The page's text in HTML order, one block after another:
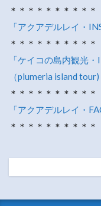
＊＊＊＊＊＊＊＊＊＊
「アクアデルレイ・
＊＊＊＊＊＊＊＊＊＊
「ケイコの島内観光・
（plumeria island tour)
＊＊＊＊＊＊＊＊＊＊
「アクアデルレイ・
＊＊＊＊＊＊＊＊＊＊